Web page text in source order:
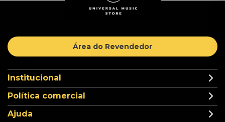
Área do Revendedor
Institucional
Política comercial
Ajuda